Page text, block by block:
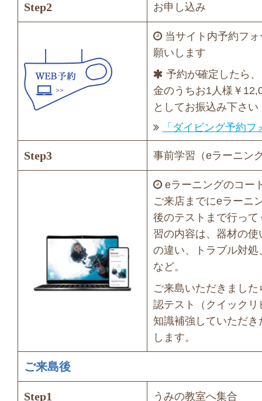
Step2 お申し込み
当サイト内予約フ
願いします
予約が確定したら
金のうちお1人様￥
としてお振込み下さい
「ダイビング予約フ
Step3 事前学習（eラーニン
eラーニングのコー
ご来店までにeラーニ
後のテストまで行っ
習の内容は、器材の
の違い、トラブル対
など。
ご来島いただきまし
認テスト（クイック
知識補強していただ
します。
ご来島後
Step1 うみの教室へ集合